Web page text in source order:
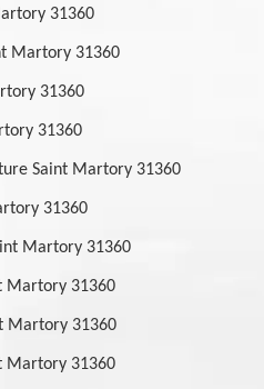
31360
Martory 31360
31360
31360
Saint Martory 31360
31360
Martory 31360
Martory 31360
Martory 31360
Martory 31360